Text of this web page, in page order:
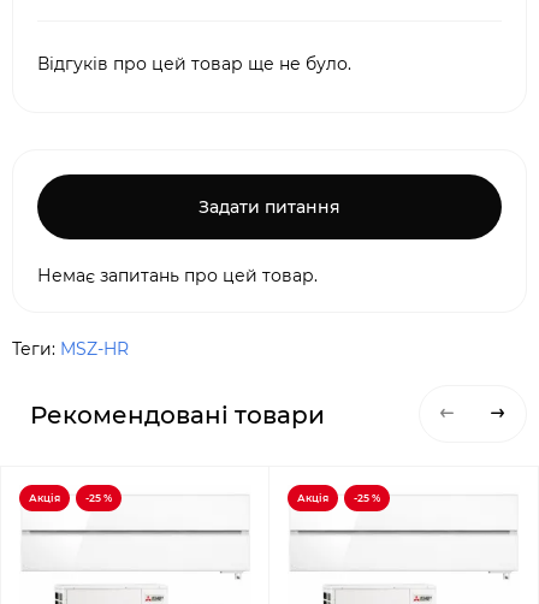
Відгуків про цей товар ще не було.
Задати питання
Немає запитань про цей товар.
Теги: MSZ-HR
Рекомендовані товари
Акція -25 % Акція -25 %